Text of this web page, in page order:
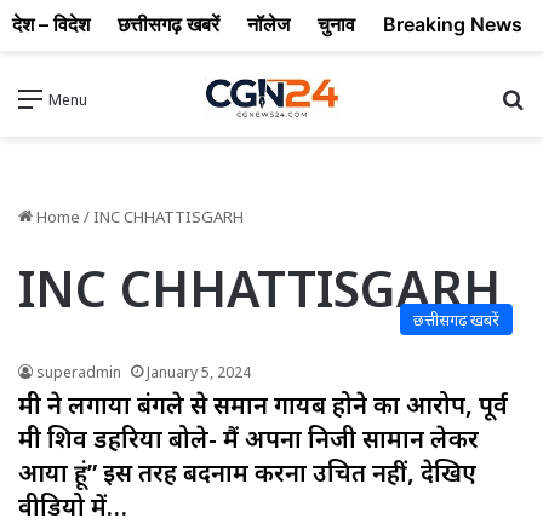
Menu
Home /INC CHHATTISGARH
INC CHHATTISGARH
छत्तीसगढ़ खबरें
superadmin January 5, 2024
मंत्री ने लगाया बंगले से समान गायब होने का आरोप, पूर्व
मंत्री शिव डहरिया बोले- मैं अपना निजी सामान लेकर
आया हूं” इस तरह बदनाम करना उचित नहीं, देखिए
वीडियो में…
देश – विदेश छत्तीसगढ़ खबरें नॉलेज चुनाव Breaking News